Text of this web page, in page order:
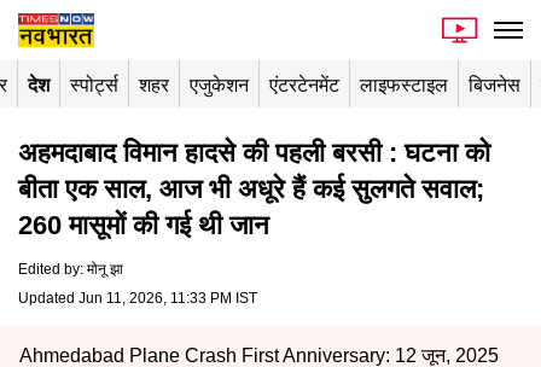
देश स्पोर्ट्स शहर एजुकेशन एंटरटेनमेंट लाइफस्टाइल बिजनेस
अहमदाबाद विमान हादसे की पहली बरसी : घटना को
बीता एक साल, आज भी अधूरे हैं कई सुलगते सवाल;
260 मासूमों की गई थी जान
Edited by: मोनू झा
Updated Jun 11, 2026, 11:33 PM IST
Ahmedabad Plane Crash First Anniversary: 12 जून, 2025